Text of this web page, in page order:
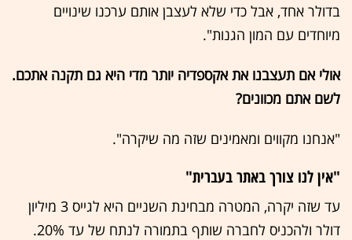
בדולר אחד, אבל כדי שלא לעצבן אותם ערכנו שינויים
מיוחדים עם המון הגנות".
אולי אם תעצבנו את אקספדיה יותר מדי היא גם תקנה אתכם.
לשם אתם מכוונים?
"אנחנו מקווים ומאמינים שזה מה שיקרה".
"אין לנו צורך באתר בעברית"
עד שזה יקרה, המטרה מבחינת השניים היא לגייס 3 מיליון
דולר ולהכניס לחברה שותף בתמורה לנתח של עד 20%.